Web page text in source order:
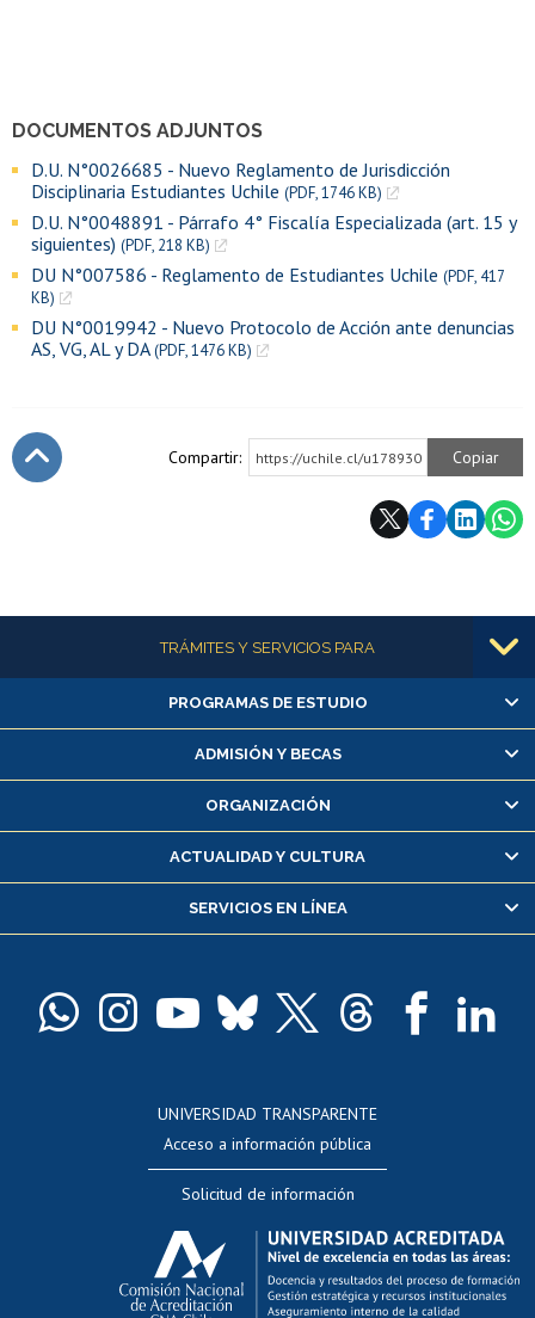
DOCUMENTOS ADJUNTOS
D.U. N°0026685 - Nuevo Reglamento de Jurisdicción
Disciplinaria Estudiantes Uchile (PDF, 1746 KB)
D.U. N°0048891 - Párrafo 4° Fiscalía Especializada (art. 15 y
siguientes) (PDF, 218 KB)
DU N°007586 - Reglamento de Estudiantes Uchile (PDF, 417
KB)
DU N°0019942 - Nuevo Protocolo de Acción ante denuncias
AS, VG, AL y DA(PDF, 1476 KB)
Compartir: https://uchile.cl/u178930 Copiar
Más informaciónTRÁMITES Y SERVICIOS PARA
Alumnas/os y exalumnas/os
Matrícula en línea
Inscripción y cambio de asignaturas
Consulta y certificado de notas
Servicio médico y dental
Pago de arancel y crédito alumnos
Docentes
Evaluación docente
Calificación académica
Postulación al AUCAI
Funcionarias/os
PROGRAMAS DE ESTUDIO
ADMISIÓN Y BECAS
ORGANIZACIÓN
ACTUALIDAD Y CULTURA
SERVICIOS EN LÍNEA
UNIVERSIDAD TRANSPARENTE
Acceso a información pública
Solicitud de información